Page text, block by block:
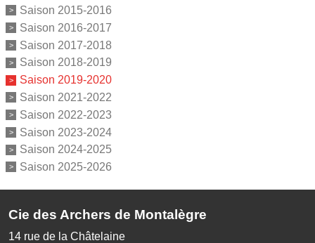
Saison 2015-2016
Saison 2016-2017
Saison 2017-2018
Saison 2018-2019
Saison 2019-2020
Saison 2021-2022
Saison 2022-2023
Saison 2023-2024
Saison 2024-2025
Saison 2025-2026
Cie des Archers de Montalègre
14 rue de la Châtelaine